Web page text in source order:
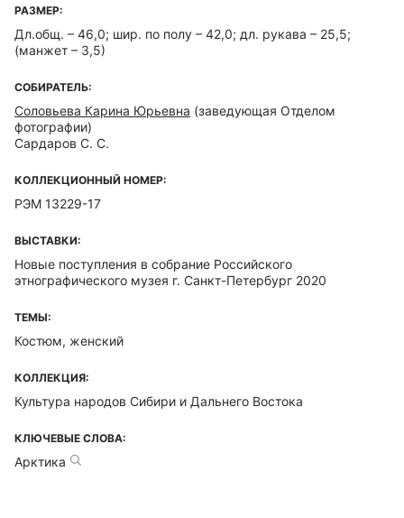
РАЗМЕР:
Дл.общ. – 46,0; шир. по полу – 42,0; дл. рукава – 25,5;
(манжет – 3,5)
СОБИРАТЕЛЬ:
Соловьева Карина Юрьевна (заведующая Отделом
фотографии)
Сардаров С. С.
КОЛЛЕКЦИОННЫЙ НОМЕР:
РЭМ 13229-17
ВЫСТАВКИ:
Новые поступления в собрание Российского
этнографического музея г. Санкт-Петербург 2020
ТЕМЫ:
Костюм, женский
КОЛЛЕКЦИЯ:
Культура народов Сибири и Дальнего Востока
КЛЮЧЕВЫЕ СЛОВА:
Арктика